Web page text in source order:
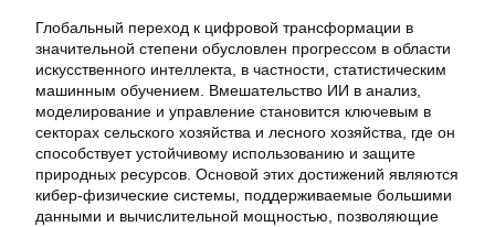
Глобальный переход к цифровой трансформации в
значительной степени обусловлен прогрессом в области
искусственного интеллекта, в частности, статистическим
машинным обучением. Вмешательство ИИ в анализ,
моделирование и управление становится ключевым в
секторах сельского хозяйства и лесного хозяйства, где он
способствует устойчивому использованию и защите
природных ресурсов. Основой этих достижений являются
кибер-физические системы, поддерживаемые большими
данными и вычислительной мощностью, позволяющие